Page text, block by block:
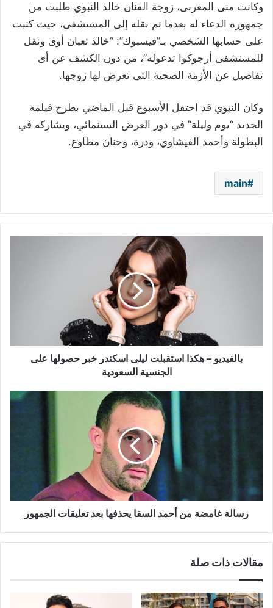
وكانت منى المغربى، زوجة الفنان خالد النبوي طلبت من
جمهوره الدعاء له بعدما تم نقله إلى المستشفى، حيث كتبت
على حسابها الشخصي بـ”فيسبوك”: “خالد تعبان أوى ونقل
للمستشفى أرجوكوا تدعوله”، من دون الكشف عن أى
تفاصيل عن الأزمة الصحية التى تعرض لها زوجها.
وكان النبوي قد احتفل الأسبوع قبل الماضي بطرح فيلمه
الجديد “يوم وليلة” في دور العرض السينمائي، ويشاركه في
البطولة وأحمد الفيشاوي، ودرة، وحنان مطاوع‎.
main
على
الجنسيةبالفيديو – هكذا استقبلت ليلى اسكندر خبر حصولها على
الجنسية السعودية
بعد
تعليقات
الجمهور
رسالة غامضة من أحمد السقا يحذفها بعد تعليقات الجمهور
مقالات ذات صلة